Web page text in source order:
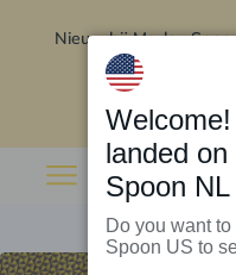
Nieuw bij Marley
Welcome!
landed
Spoon NL
Do you want
Spoon US to